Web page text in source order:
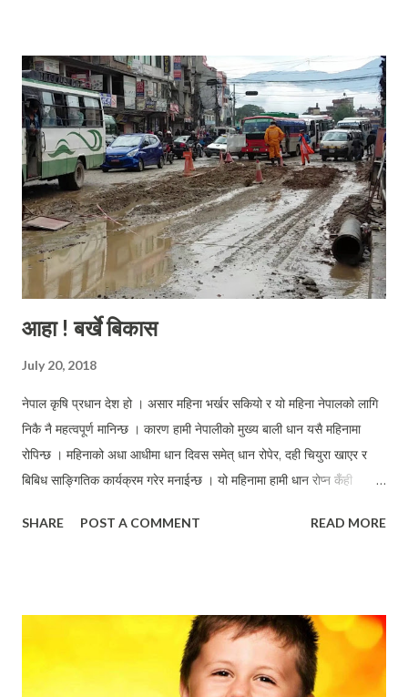
आहा ! बर्खे बिकास
July 20, 2018
नेपाल कृषि प्रधान देश हो । असार महिना भर्खर सकियो र यो महिना नेपालको लागि
निकै नै महत्वपूर्ण मानिन्छ । कारण हामी नेपालीको मुख्य बाली धान यसै महिनामा
रोपिन्छ । महिनाको अधा आधीमा धान दिवस समेत् धान रोपेर, दही चियुरा खाएर र
बिबिध साङ्गितिक कार्यक्रम गरेर मनाईन्छ । यो महिनामा हामी धान रोप्न कँही
पुष्टि गरिसकेका छन् । कृषिप्रधान देश भईकन यति पनि फाईदा लुट्न सकिएन भने त
construction in the rain: Asar's Development रोपाईलाई फगत
मनोरञ्जनको रुपमा लिनु हाम्रो दुर्भाग्य हो । खेतका कुनै गह्रामा बाजा ध्वजाका साथ
५ सय भन्दा बढीले रोपाई गरेको नाटक मन्चन भईरहँदा लाखौं किसानका फाँटहरु लाठे
SHARE POST A COMMENT READ MORE